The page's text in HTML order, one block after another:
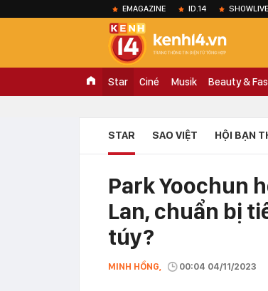
EMAGAZINE ID.14 SHOWLIVE
Star Ciné Musik Beauty &
STAR SAO VIỆT HỘI BẠN
Park Yoochun
Lan, chuẩn bị
túy?
MINH HỒNG, 00:04 04/11/2023